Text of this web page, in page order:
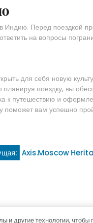
Индию. Перед поездкой
на вопросы
для себя новую
поездку, вы
к путешествию и
поможет вам успешно
Axis.Moscow
Тема WordPress для
и другие технологии,